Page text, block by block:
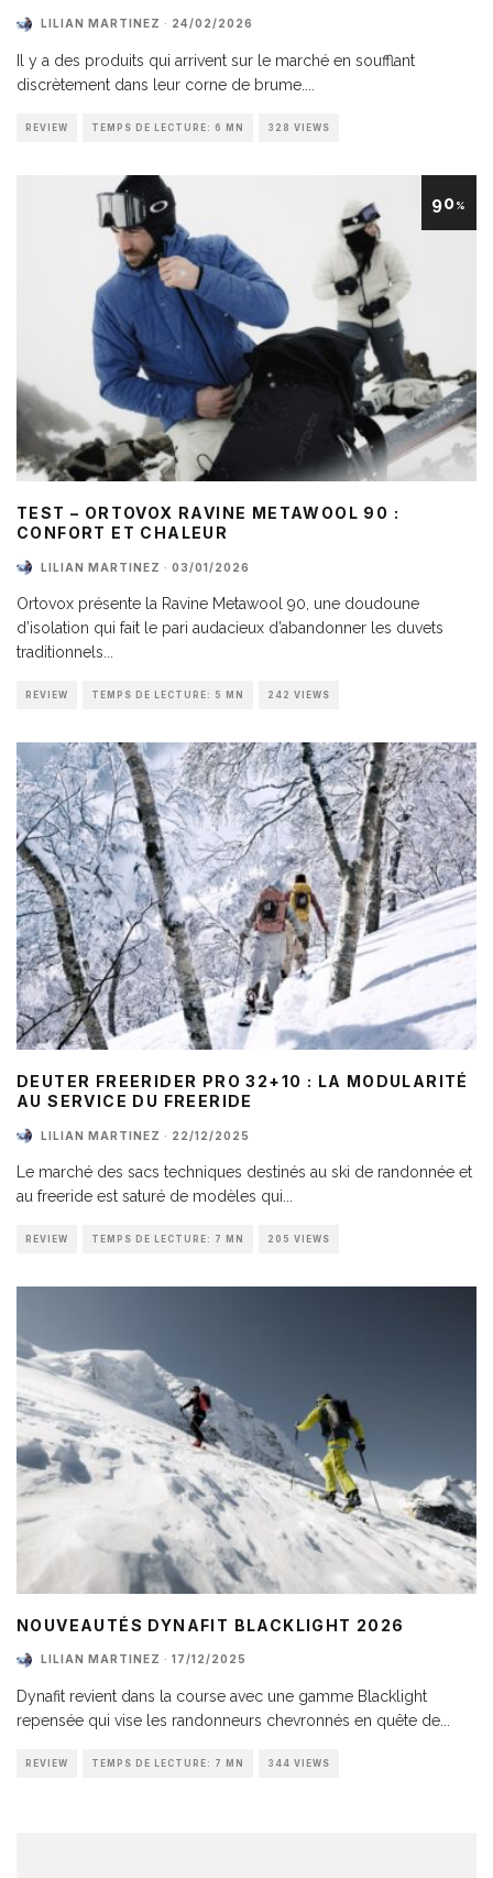
LILIAN MARTINEZ · 24/02/2026
Il y a des produits qui arrivent sur le marché en soufflant
discrètement dans leur corne de brume.
REVIEW TEMPS DE LECTURE: 6 MN 328 VIEWS
90%
TEST – ORTOVOX RAVINE METAWOOL 90 :
CONFORT ET CHALEUR
LILIAN MARTINEZ · 03/01/2026
Ortovox présente la Ravine Metawool 90, une doudoune
d’isolation qui fait le pari audacieux d’abandonner les duvets
traditionnels...
REVIEW TEMPS DE LECTURE: 5 MN 242 VIEWS
DEUTER FREERIDER PRO 32+10 : LA MODULARITÉ
AU SERVICE DU FREERIDE
LILIAN MARTINEZ · 22/12/2025
Le marché des sacs techniques destinés au ski de randonnée et
au freeride est saturé de modèles qui
REVIEW TEMPS DE LECTURE: 7 MN 205 VIEWS
NOUVEAUTÉS DYNAFIT BLACKLIGHT 2026
LILIAN MARTINEZ · 17/12/2025
Dynafit revient dans la course avec une gamme Blacklight
repensée qui vise les randonneurs chevronnés en quête de
REVIEW TEMPS DE LECTURE: 7 MN 344 VIEWS